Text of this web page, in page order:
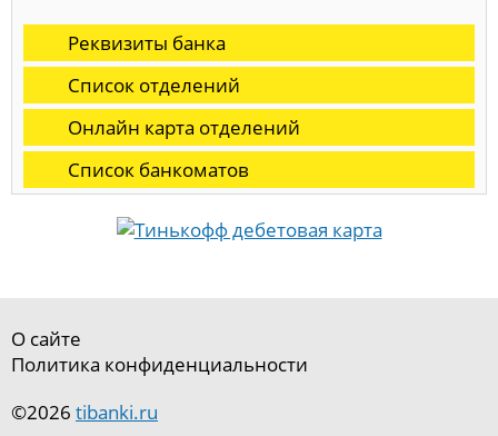
Реквизиты банка
Список отделений
Онлайн карта отделений
Список банкоматов
О сайте
Политика конфиденциальности
©2026 tibanki.ru